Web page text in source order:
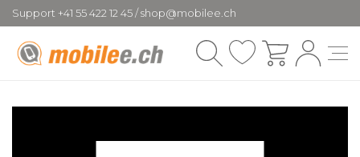
Support +41 55 422 12 45 / shop@mobilee.ch